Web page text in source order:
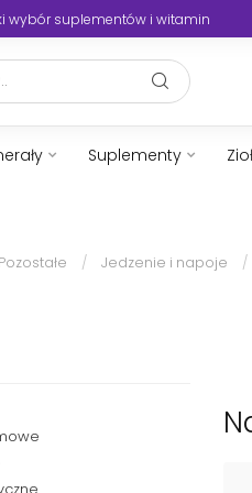
nasza wiedza i wsparcie
Suplementy
Pozostałe / Jedzenie i napoje /